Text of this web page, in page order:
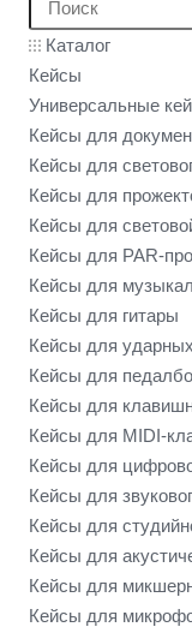
Каталог
Кейсы
Универсальные
Кейсы для
Кейсы для
Кейсы для
Кейсы для
Кейсы для PAR-
Кейсы для
Кейсы для гитары
Кейсы для
Кейсы для
Кейсы для
Кейсы для MIDI-
Кейсы для
Кейсы для
Кейсы для
Кейсы для
Кейсы для
Кейсы для